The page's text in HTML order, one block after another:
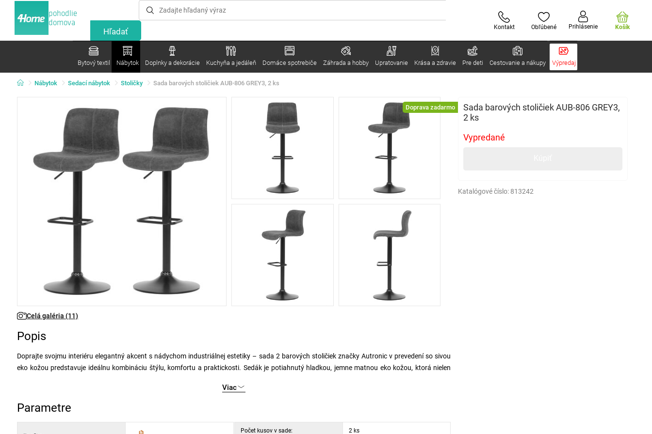
pohodlie
domova
Kontakt Obľúbené Prihlásenie Košík
Bytový textil Nábytok Doplnky a dekorácie Kuchyňa a jedáleň Domáce spotrebiče Záhrada a hobby Upratovanie Krása a zdravie Pre deti Cestovanie a nákupy Výpredaj
Nábytok Sedací nábytok Stoličky Sada barových stoličiek AUB-806 GREY3, 2 ks
Doprava zadarmo
Celá galéria (11)
Sada barových stoličiek AUB-806 GREY3,
2 ks
Vypredané
Katalógové číslo: 813242
Popis
Doprajte svojmu interiéru elegantný akcent s nádychom industriálnej estetiky – sada 2 barových stoličiek značky Autronic v prevedení so sivou
eko kožou predstavuje ideálnu kombináciu štýlu, komfortu a praktickosti. Sedák je potiahnutý hladkou, jemne matnou eko kožou, ktorá nielen
vzhľad bez zbytočných ozdôb. Teplý šedý odtieň čalúnenia sa ľahko zladí s širokou škálou interiérov – od moderných až po rustikálne alebo
industriálne ladené priestory.
Konštrukcia stoličiek je založená na pevnej stredovej nohe z kovu v čiernej matnej úprave, zakončenej stabilnou okrúhlou základňou. Tento dizajn
Viac
Parametre
Počet kusov v sade: 2 ks